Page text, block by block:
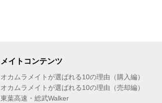
メイトコンテンツ
オカムラメイトが選ばれる10の理由（購入編）
オカムラメイトが選ばれる10の理由（売却編）
東葉高速・総武Walker